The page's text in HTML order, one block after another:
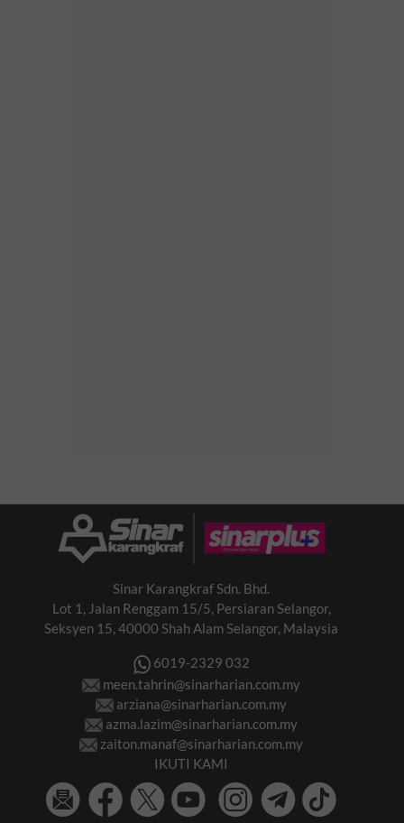
Sinar Karangkraf Sdn. Bhd.
Lot 1, Jalan Renggam 15/5, Persiaran Selangor,
Seksyen 15, 40000 Shah Alam Selangor, Malaysia
6019-2329 032
meen.tahrin@sinarharian.com.my
arziana@sinarharian.com.my
azma.lazim@sinarharian.com.my
zaiton.manaf@sinarharian.com.my
IKUTI KAMI